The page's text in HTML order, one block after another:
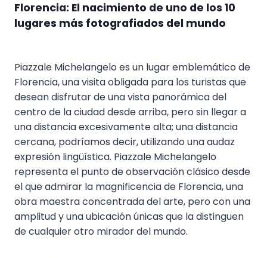
Florencia: El nacimiento de uno de los 10
lugares más fotografiados del mundo
Piazzale Michelangelo es un lugar emblemático de
Florencia, una visita obligada para los turistas que
desean disfrutar de una vista panorámica del
centro de la ciudad desde arriba, pero sin llegar a
una distancia excesivamente alta; una distancia
cercana, podríamos decir, utilizando una audaz
expresión lingüística. Piazzale Michelangelo
representa el punto de observación clásico desde
el que admirar la magnificencia de Florencia, una
obra maestra concentrada del arte, pero con una
amplitud y una ubicación únicas que la distinguen
de cualquier otro mirador del mundo.